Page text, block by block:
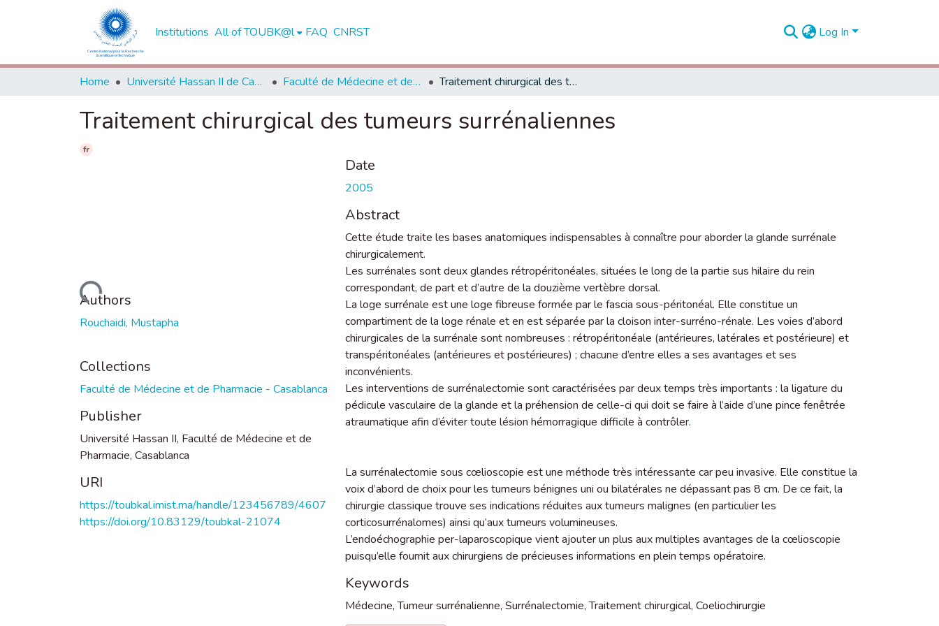
Institutions All of TOUBK@l FAQ CNRST Log In
Home Université Hassan II de Casablanca Faculté de Médecine et de Pharmacie - Casablanca Traitement chirurgical des tumeurs surrénaliennes
Traitement chirurgical des tumeurs surrénaliennes
fr
Loading...
Authors
Rouchaidi, Mustapha
Collections
Faculté de Médecine et de Pharmacie - Casablanca
Publisher
Université Hassan II, Faculté de Médecine et de
Pharmacie, Casablanca
URI
https://toubkal.imist.ma/handle/123456789/4607
https://doi.org/10.83129/toubkal-21074
Date
2005
Abstract
Cette étude traite les bases anatomiques indispensables à connaître pour aborder la glande surrénale
chirurgicalement.
Les surrénales sont deux glandes rétropéritonéales, situées le long de la partie sus hilaire du rein
correspondant, de part et d’autre de la douzième vertèbre dorsal.
La loge surrénale est une loge fibreuse formée par le fascia sous-péritonéal. Elle constitue un
compartiment de la loge rénale et en est séparée par la cloison inter-surréno-rénale. Les voies d’abord
chirurgicales de la surrénale sont nombreuses : rétropéritonéale (antérieures, latérales et postérieure) et
transpéritonéales (antérieures et postérieures) ; chacune d’entre elles a ses avantages et ses
inconvénients.
Les interventions de surrénalectomie sont caractérisées par deux temps très importants : la ligature du
pédicule vasculaire de la glande et la préhension de celle-ci qui doit se faire à l’aide d’une pince fenêtrée
atraumatique afin d’éviter toute lésion hémorragique difficile à contrôler.
La surrénalectomie sous cœlioscopie est une méthode très intéressante car peu invasive. Elle constitue la
voix d’abord de choix pour les tumeurs bénignes uni ou bilatérales ne dépassant pas 8 cm. De ce fait, la
chirurgie classique trouve ses indications réduites aux tumeurs malignes (en particulier les
corticosurrénalomes) ainsi qu’aux tumeurs volumineuses.
L’endoéchographie per-laparoscopique vient ajouter un plus aux multiples avantages de la cœlioscopie
puisqu’elle fournit aux chirurgiens de précieuses informations en plein temps opératoire.
Keywords
Médecine,Tumeur surrénalienne, Surrénalectomie,Traitement chirurgical, Coeliochirurgie